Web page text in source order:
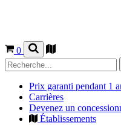
0
Prix garanti pendant 1
Carrières
Devenez un
Établissements